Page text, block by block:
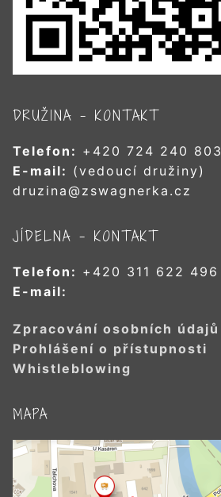
DRUŽINA – KONTAKT
Telefon: +420 724 240 803
E-mail: (vedoucí družiny)
druzina@zswagnerka.cz
JÍDELNA – KONTAKT
Telefon: +420 311 622 496
E-mail:
Zpracování osobních údajů
Prohlášení o přístupnosti
Whistleblowing
MAPA